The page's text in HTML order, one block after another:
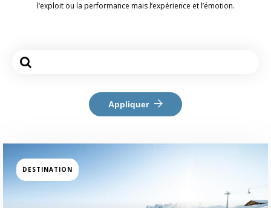
l’exploit ou la performance mais l’expérience et l’émotion.
Appliquer
DESTINATION